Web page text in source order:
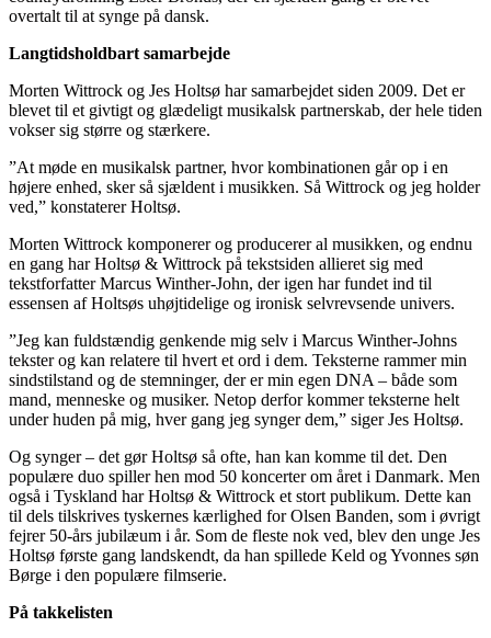
overtalt til at synge på dansk.
Langtidsholdbart samarbejde
Morten Wittrock og Jes Holtsø har samarbejdet siden 2009. Det er
blevet til et givtigt og glædeligt musikalsk partnerskab, der hele tiden
vokser sig større og stærkere.
”At møde en musikalsk partner, hvor kombinationen går op i en
højere enhed, sker så sjældent i musikken. Så Wittrock og jeg holder
ved,” konstaterer Holtsø.
Morten Wittrock komponerer og producerer al musikken, og endnu
en gang har Holtsø & Wittrock på tekstsiden allieret sig med
tekstforfatter Marcus Winther-John, der igen har fundet ind til
essensen af Holtsøs uhøjtidelige og ironisk selvrevsende univers.
”Jeg kan fuldstændig genkende mig selv i Marcus Winther-Johns
tekster og kan relatere til hvert et ord i dem. Teksterne rammer min
sindstilstand og de stemninger, der er min egen DNA – både som
mand, menneske og musiker. Netop derfor kommer teksterne helt
under huden på mig, hver gang jeg synger dem,” siger Jes Holtsø.
Og synger – det gør Holtsø så ofte, han kan komme til det. Den
populære duo spiller hen mod 50 koncerter om året i Danmark. Men
også i Tyskland har Holtsø & Wittrock et stort publikum. Dette kan
til dels tilskrives tyskernes kærlighed for Olsen Banden, som i øvrigt
fejrer 50-års jubilæum i år. Som de fleste nok ved, blev den unge Jes
Holtsø første gang landskendt, da han spillede Keld og Yvonnes søn
Børge i den populære filmserie.
På takkelisten